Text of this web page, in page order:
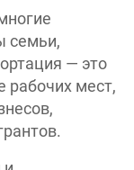
семьи,
— это
рабочих мест,